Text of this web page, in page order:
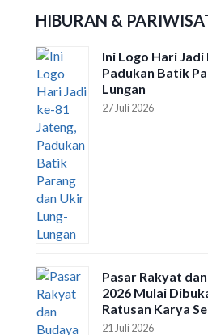
HIBURAN &
Ini Logo Hari Jadi
Padukan Batik
Lungan
27 Juli 2026
Pasar Rakyat
2026 Mulai
Ratusan Karya
21 Juli 2026